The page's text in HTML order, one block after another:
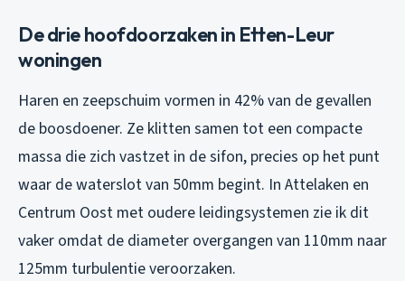
De drie hoofdoorzaken in Etten-Leur
woningen
Haren en zeepschuim vormen in 42% van de gevallen
de boosdoener. Ze klitten samen tot een compacte
massa die zich vastzet in de sifon, precies op het punt
waar de waterslot van 50mm begint. In Attelaken en
Centrum Oost met oudere leidingsystemen zie ik dit
vaker omdat de diameter overgangen van 110mm naar
125mm turbulentie veroorzaken.